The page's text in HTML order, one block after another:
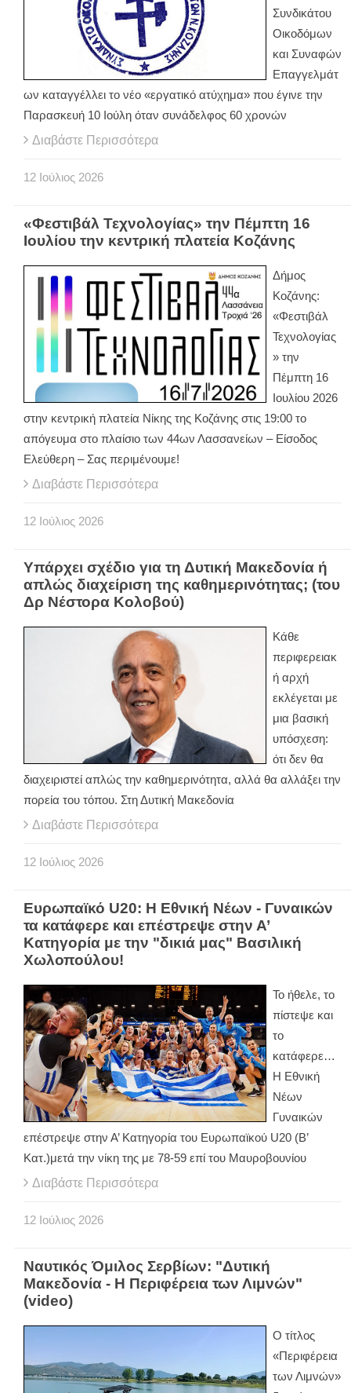
Συνδικάτου
Οικοδόμων
και Συναφών
Επαγγελμάτ
ων καταγγέλλει το νέο «εργατικό ατύχημα» που έγινε την
Παρασκευή 10 Ιούλη όταν συνάδελφος 60 χρονών
Διαβάστε Περισσότερα
12 Ιούλιος 2026
«Φεστιβάλ Τεχνολογίας» την Πέμπτη 16
Ιουλίου την κεντρική πλατεία Κοζάνης
Δήμος
Κοζάνης:
«Φεστιβάλ
Τεχνολογίας
» την
Πέμπτη 16
Ιουλίου 2026
στην κεντρική πλατεία Νίκης της Κοζάνης στις 19:00 το
απόγευμα στο πλαίσιο των 44ων Λασσανείων – Είσοδος
Ελεύθερη – Σας περιμένουμε!
Διαβάστε Περισσότερα
12 Ιούλιος 2026
Υπάρχει σχέδιο για τη Δυτική Μακεδονία ή
απλώς διαχείριση της καθημερινότητας; (του
Δρ Νέστορα Κολοβού)
Κάθε
περιφερειακ
ή αρχή
εκλέγεται με
μια βασική
υπόσχεση:
ότι δεν θα
διαχειριστεί απλώς την καθημερινότητα, αλλά θα αλλάξει την
πορεία του τόπου. Στη Δυτική Μακεδονία
Διαβάστε Περισσότερα
12 Ιούλιος 2026
Ευρωπαϊκό U20: Η Εθνική Νέων - Γυναικών
τα κατάφερε και επέστρεψε στην Α’
Κατηγορία με την "δικιά μας" Βασιλική
Χωλοπούλου!
Το ήθελε, το
πίστεψε και
το
κατάφερε…
Η Εθνική
Νέων
Γυναικών
επέστρεψε στην Α’ Κατηγορία του Ευρωπαϊκού U20 (B’
Κατ.)μετά την νίκη της με 78-59 επί του Μαυροβουνίου
Διαβάστε Περισσότερα
12 Ιούλιος 2026
Ναυτικός Όμιλος Σερβίων: "Δυτική
Μακεδονία - Η Περιφέρεια των Λιμνών"
(video)
Ο τίτλος
«Περιφέρεια
των Λιμνών»